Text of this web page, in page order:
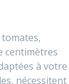
centimètres
à votre
nécessitent